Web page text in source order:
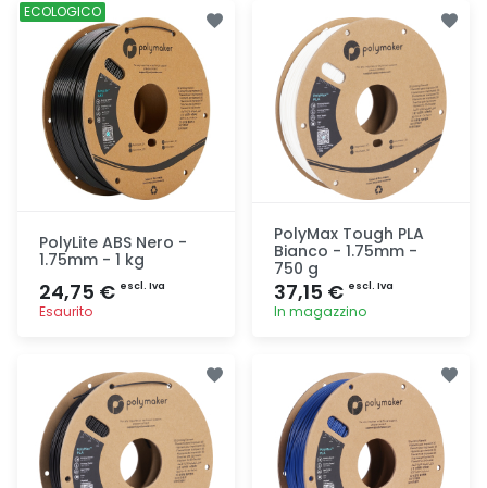
PolyLite ABS Nero -
1.75mm - 1 kg
24,75 € escl. Iva
Esaurito
ECOLOGICO
PolyMax Tough PLA
Bianco - 1.75mm -
750 g
37,15 € escl. Iva
In magazzino